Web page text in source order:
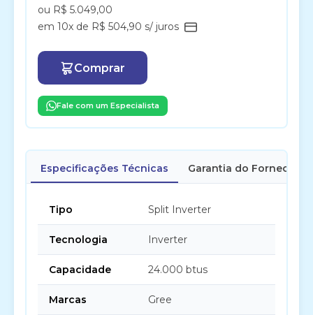
ou R$ 5.049,00
em 10x de R$ 504,90 s/ juros
Comprar
Fale com um Especialista
Especificações Técnicas Garantia do Fornecedor
Tipo Split Inverter
Tecnologia Inverter
Capacidade 24.000 btus
Marcas Gree